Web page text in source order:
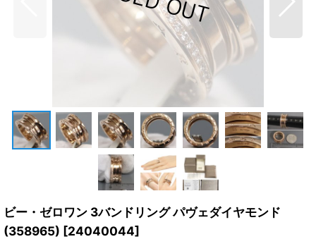
ビー・ゼロワン 3バンドリング パヴェダイヤモンド
(358965) [24040044]